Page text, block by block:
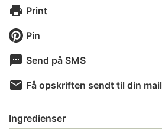
Print
Pin
Send på SMS
Få opskriften sendt til din mail
Ingredienser